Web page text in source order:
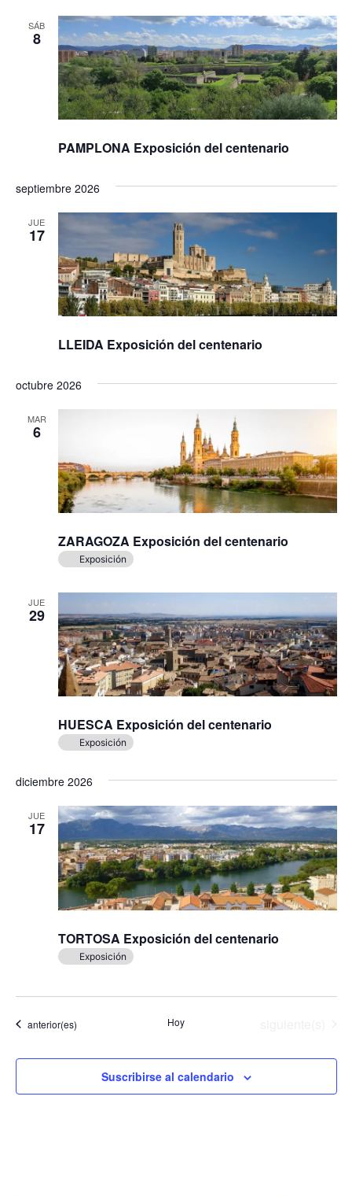
de
SÁB
8
PAMPLONA Exposición del centenario
septiembre 2026
JUE
17
LLEIDA Exposición del centenario
octubre 2026
MAR
6
ZARAGOZA Exposición del centenario
Exposición
JUE
29
HUESCA Exposición del centenario
Exposición
diciembre 2026
JUE
17
TORTOSA Exposición del centenario
Exposición
Eventos
anterior(es) Hoy
Suscribirse al calendario